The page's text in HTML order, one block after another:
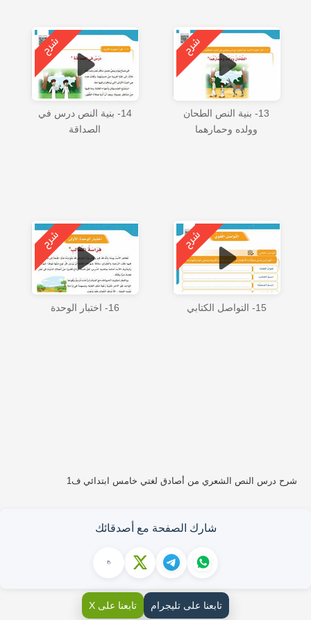
13- بنية النص الطحان
وولده وحمارهما
14- بنية النص درس في
الصداقة
15- التواصل الكتابي 16- اختبار الوحدة
شرح درس النص الشعري من أصادق لغتي خامس ابتدائي ف1
شارك الصفحة مع أصدقائك
تابعنا على تليجرام تابعنا على X